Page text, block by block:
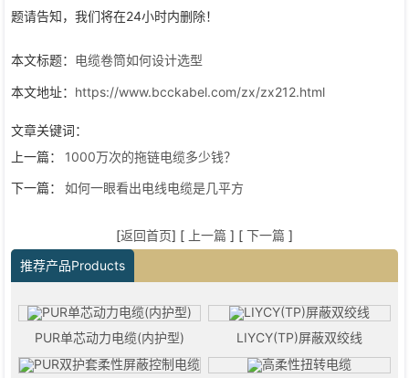
题请告知，我们将在24小时内删除！
本文标题： 电缆卷筒如何设计选型
本文地址： https://www.bcckabel.com/zx/zx212.html
文章关键词：
上一篇：
1000万次的拖链电缆多少钱？
下一篇：
如何一眼看出电线电缆是几平方
[返回首页] [ 上一篇 ] [ 下一篇 ]
推荐产品Products
PUR单芯动力电缆(内护型) LIYCY(TP)屏蔽双绞线